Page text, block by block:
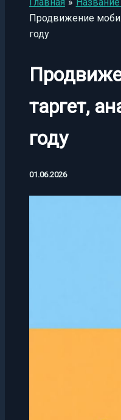
Продвижение
году
таргет,
году
01.06.2026